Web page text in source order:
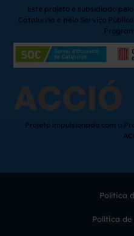
Este projeto é subsidiado
Catalunha e pelo Serviço
Projeto impulsionado com o
Política
Política